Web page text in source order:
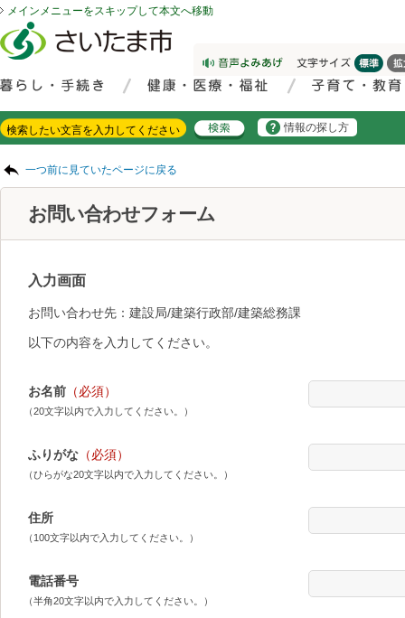
メインメニューをスキップして本文へ移動
情報の探し方
一つ前に見ていたページに戻る
お問い合わせフォーム
入力画面
お問い合わせ先：建設局/建築行政部/建築総務課
以下の内容を入力してください。
お名前 （必須）
（20文字以内で入力してください。）
ふりがな （必須）
（ひらがな20文字以内で入力してください。）
住所
（100文字以内で入力してください。）
電話番号
（半角20文字以内で入力してください。）